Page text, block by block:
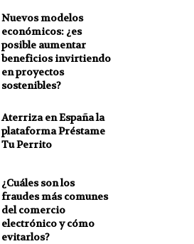
Nuevos modelos
económicos: ¿es
posible aumentar
beneficios invirtiendo
en proyectos
sostenibles?
Aterriza en España la
plataforma Préstame
Tu Perrito
¿Cuáles son los
fraudes más comunes
del comercio
electrónico y cómo
evitarlos?